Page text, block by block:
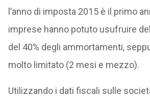
l’anno di imposta 2015 è il primo
imprese hanno potuto usufruire
del 40% degli ammortamenti,
molto limitato (2 mesi e mezzo).
Utilizzando i dati fiscali sulle